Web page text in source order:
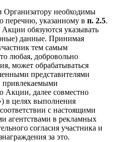
необходимы
перечню, указанному в п. 2.5.
обязуются указывать
данные. Принимая
тем самым
любая, добровольно
может обрабатываться
представителями
Акции, далее совместно
в целях выполнения
с настоящими
агентствами в рекламных
согласия участника и
за это.